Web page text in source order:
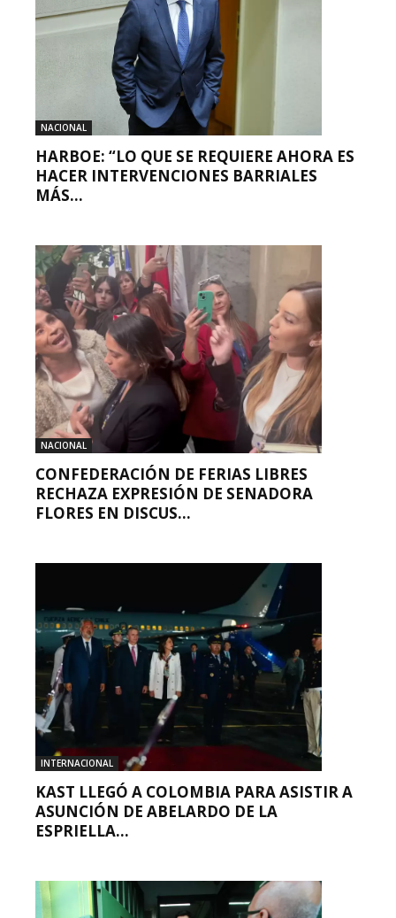
NACIONAL
HARBOE: “LO QUE SE REQUIERE AHORA ES
HACER INTERVENCIONES BARRIALES
MÁS...
NACIONAL
CONFEDERACIÓN DE FERIAS LIBRES
RECHAZA EXPRESIÓN DE SENADORA
FLORES EN DISCUS...
INTERNACIONAL
KAST LLEGÓ A COLOMBIA PARA ASISTIR A
ASUNCIÓN DE ABELARDO DE LA
ESPRIELLA...